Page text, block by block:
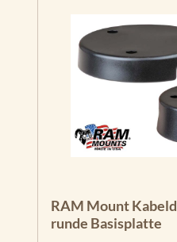
RAM Mount
runde Basisplatte